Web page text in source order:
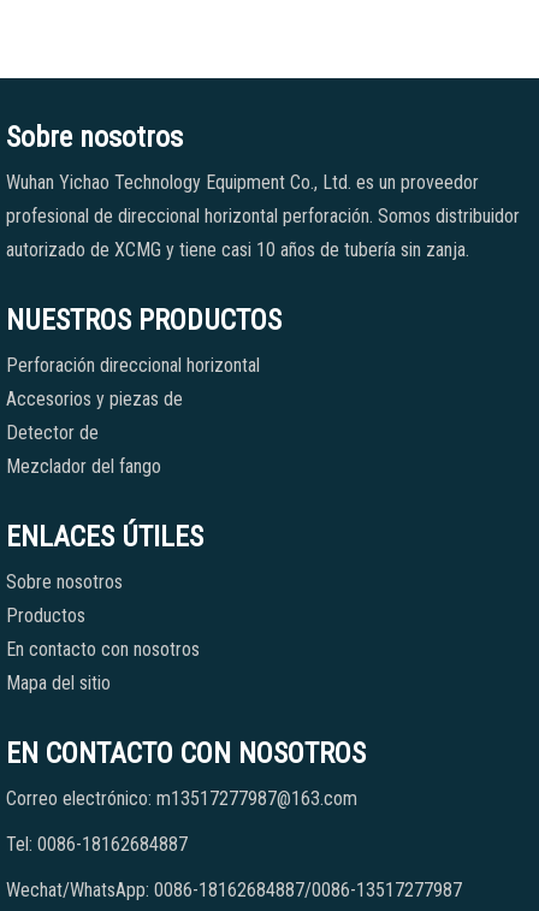
Sobre nosotros
Wuhan Yichao Technology Equipment Co., Ltd. es un proveedor
profesional de direccional horizontal perforación. Somos distribuidor
autorizado de XCMG y tiene casi 10 años de tubería sin zanja.
NUESTROS PRODUCTOS
Perforación direccional horizontal
Accesorios y piezas de
Detector de
Mezclador del fango
ENLACES ÚTILES
Sobre nosotros
Productos
En contacto con nosotros
Mapa del sitio
EN CONTACTO CON NOSOTROS
Correo electrónico: m13517277987@163.com
Tel: 0086-18162684887
Wechat/WhatsApp: 0086-18162684887/0086-13517277987